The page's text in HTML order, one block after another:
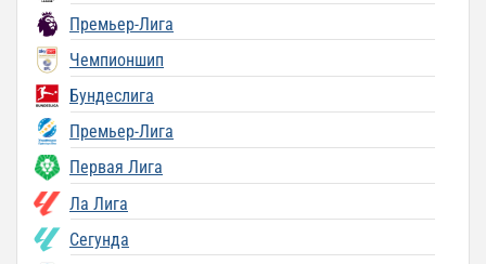
Премьер-Лига
Чемпионшип
Бундеслига
Премьер-Лига
Первая Лига
Ла Лига
Сегунда